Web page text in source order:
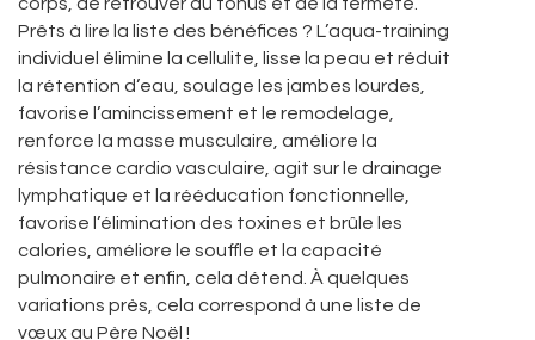
Prêts à lire la liste des bénéfices ? L’aqua-training
individuel élimine la cellulite, lisse la peau et réduit
la rétention d’eau, soulage les jambes lourdes,
favorise l’amincissement et le remodelage,
renforce la masse musculaire, améliore la
résistance cardio vasculaire, agit sur le drainage
lymphatique et la rééducation fonctionnelle,
favorise l’élimination des toxines et brûle les
calories, améliore le souffle et la capacité
pulmonaire et enfin, cela détend. À quelques
variations près, cela correspond à une liste de
vœux au Père Noël !